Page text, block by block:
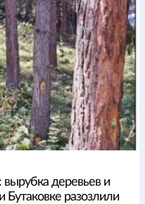
вырубка деревьев и
разозлили